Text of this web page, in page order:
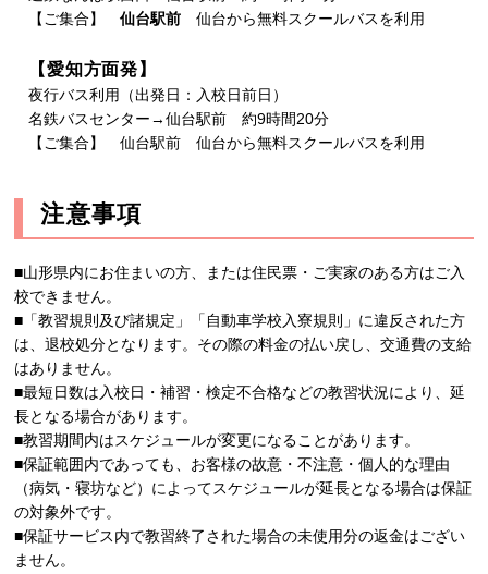
【ご集合】仙台駅前 仙台から無料スクールバスを利用
【愛知方面発】
夜行バス利用（出発日：入校日前日）
名鉄バスセンター→仙台駅前 約9時間20分
【ご集合】 仙台駅前 仙台から無料スクールバスを利用
注意事項
■山形県内にお住まいの方、または住民票・ご実家のある方はご入
校できません。
■「教習規則及び諸規定」「自動車学校入寮規則」に違反された方
は、退校処分となります。その際の料金の払い戻し、交通費の支給
はありません。
■最短日数は入校日・補習・検定不合格などの教習状況により、延
長となる場合があります。
■教習期間内はスケジュールが変更になることがあります。
■保証範囲内であっても、お客様の故意・不注意・個人的な理由
（病気・寝坊など）によってスケジュールが延長となる場合は保証
の対象外です。
■保証サービス内で教習終了された場合の未使用分の返金はござい
ません。